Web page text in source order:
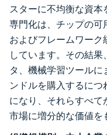
スターに不均衡な資本
専門化は、チップの可
およびフレームワー
しています。その結
タ、機械学習ツール
ンドルを購入するに
になり、それらすべ
市場に増分的な価値を